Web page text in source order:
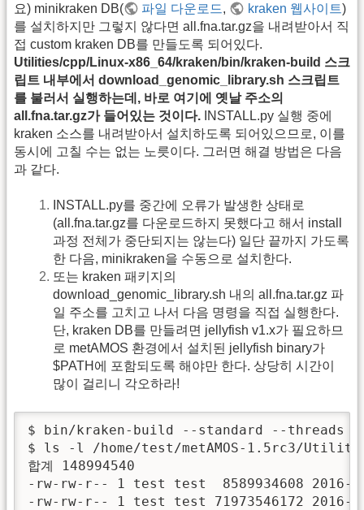
요) minikraken DB(
파일 다운로드, kraken 웹사이트)
를 설치하지만 그렇지 않다면 all.fna.tar.gz을 내려받아서 직
접 custom kraken DB를 만들도록 되어있다.
Utilities/cpp/Linux-x86_64/kraken/bin/kraken-build 스크
립트 내부에서 download_genomic_library.sh 스크립트
를 불러서 실행하는데, 바로 여기에 옛날 주소의
all.fna.tar.gz가 들어있는 것이다. INSTALL.py 실행 중에
kraken 소스를 내려받아서 설치하도록 되어있으므로, 이를
동시에 고칠 수는 없는 노릇이다. 그러면 해결 방법은 다음
과 같다.
INSTALL.py를 중간에 오류가 발생한 상태로
(all.fna.tar.gz를 다운로드하지 못했다고 해서 install
과정 전체가 중단되지는 않는다) 일단 끝까지 가도록
한 다음, minikraken을 수동으로 설치한다.
또는 kraken 패키지의
download_genomic_library.sh 내의 all.fna.tar.gz 파
일 주소를 고치고 나서 다음 명령을 직접 실행한다.
단, kraken DB를 만들려면 jellyfish v1.x가 필요하므
로 metAMOS 환경에서 설치된 jellyfish binary가
$PATH에 포함되도록 해야만 한다. 상당히 시간이
많이 걸리니 각오하라!
$ bin/kraken-build --standard --threads
$ ls -l /home/test/metAMOS-1.5rc3/
합계 148994540
-rw-rw-r-- 1 test test  8589934608 2016-
-rw-rw-r-- 1 test test 71973546172 2016-